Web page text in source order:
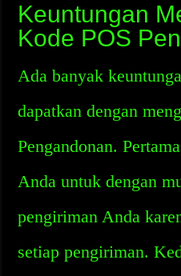
Keuntungan
Kode POS
Ada banyak
dapatkan dengan
Pengandonan.
Anda untuk dengan
pengiriman Anda
setiap pengiriman.